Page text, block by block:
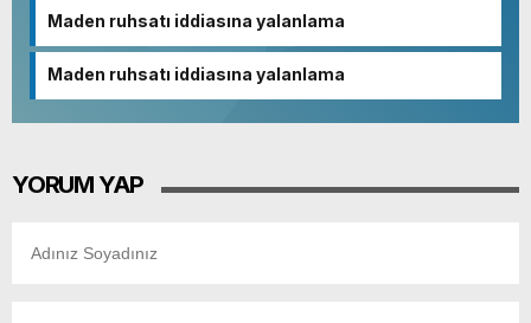
Maden ruhsatı iddiasına yalanlama
Maden ruhsatı iddiasına yalanlama
YORUM YAP